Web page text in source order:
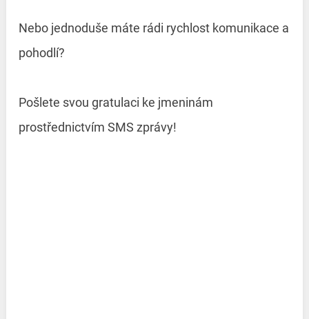
Nebo jednoduše máte rádi rychlost komunikace a
pohodlí?
Pošlete svou gratulaci ke jmeninám
prostřednictvím SMS zprávy!